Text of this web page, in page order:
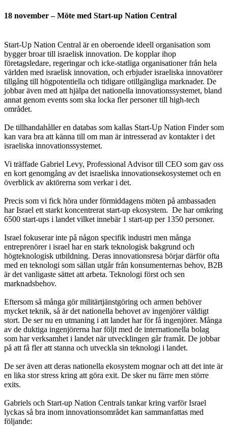
18 november – Möte med Start-up Nation Central
Start-Up Nation Central är en oberoende ideell organisation som
bygger broar till israelisk innovation. De kopplar ihop
företagsledare, regeringar och icke-statliga organisationer från hela
världen med israelisk innovation, och erbjuder israeliska innovatörer
tillgång till högpotentiella och tidigare otillgängliga marknader. De
jobbar även med att hjälpa det nationella innovationssystemet, bland
annat genom events som ska locka fler personer till high-tech
området.
De tillhandahåller en databas som kallas Start-Up Nation Finder som
kan vara bra att känna till om man är intresserad av kontakter i det
israeliska innovationssystemet.
Vi träffade Gabriel Levy, Professional Advisor till CEO som gav oss
en kort genomgång av det israeliska innovationsekosystemet och en
överblick av aktörerna som verkar i det.
Precis som vi fick höra under förmiddagens möten på ambassaden
har Israel ett starkt koncentrerat start-up ekosystem. De har omkring
6500 start-ups i landet vilket innebär 1 start-up per 1350 personer.
Israel fokuserar inte på någon specifik industri men många
entreprenörer i israel har en stark teknologisk bakgrund och
högteknologisk utbildning. Deras innovationsresa börjar därför ofta
med en teknologi som sällan utgår från konsumenternas behov, B2B
är det vanligaste sättet att arbeta. Teknologi först och sen
marknadsbehov.
Eftersom så många gör militärtjänstgöring och armen behöver
mycket teknik, så är det nationella behovet av ingenjörer väldigt
stort. De ser nu en utmaning i att landet har för få ingenjörer. Många
av de duktiga ingenjörerna har följt med de internationella bolag
som har verksamhet i landet när utvecklingen går framåt. De jobbar
på att få fler att stanna och utveckla sin teknologi i landet.
De ser även att deras nationella ekosystem mognar och att det inte är
en lika stor stress kring att göra exit. De sker nu färre men större
exits.
Gabriels och Start-up Nation Centrals tankar kring varför Israel
lyckas så bra inom innovationsområdet kan sammanfattas med
följande: